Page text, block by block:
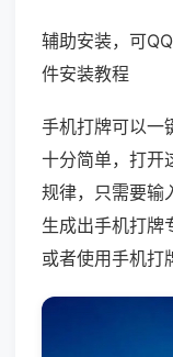
辅助安装，可
件安装教程
手机打牌可以一
十分简单，打开
规律，只需要输
生成出手机打牌
或者使用手机打